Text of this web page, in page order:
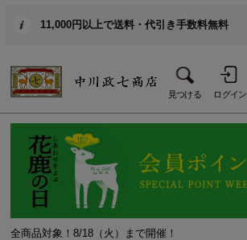
11,000円以上で送料・代引き手数料無料
見つける ログイン
全商品対象！8/18（火）まで開催！